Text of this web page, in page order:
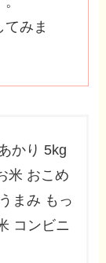
みま
かり 5kg
米 おこめ
まみ もっ
コンビニ